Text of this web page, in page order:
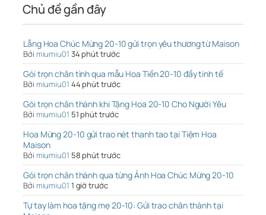
Chủ đề gần đây
Lẵng Hoa Chúc Mừng 20-10 gửi trọn yêu thương từ Maison
Bởi miumiu01 34 phút trước
Gói trọn chân tình qua mẫu Hoa Tiền 20-10 đầy tinh tế
Bởi miumiu01 44 phút trước
Gói trọn chân thành khi Tặng Hoa 20-10 Cho Người Yêu
Bởi miumiu01 51 phút trước
Hoa Mừng 20-10 gửi trao nét thanh tao tại Tiệm Hoa
Maison
Bởi miumiu01 58 phút trước
Gói trọn chân thành qua từng Ảnh Hoa Chúc Mừng 20-10
Bởi miumiu01 1 giờ trước
Tự tay làm hoa tặng mẹ 20-10: Gửi trao chân thành tại